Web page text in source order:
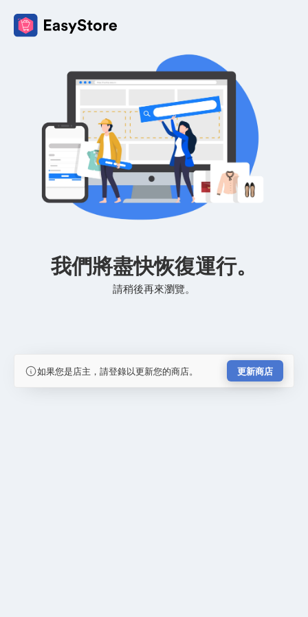
我們將盡快恢復運行。
請稍後再來瀏覽。
如果您是店主，請登錄以更新您的商店。 更新商店